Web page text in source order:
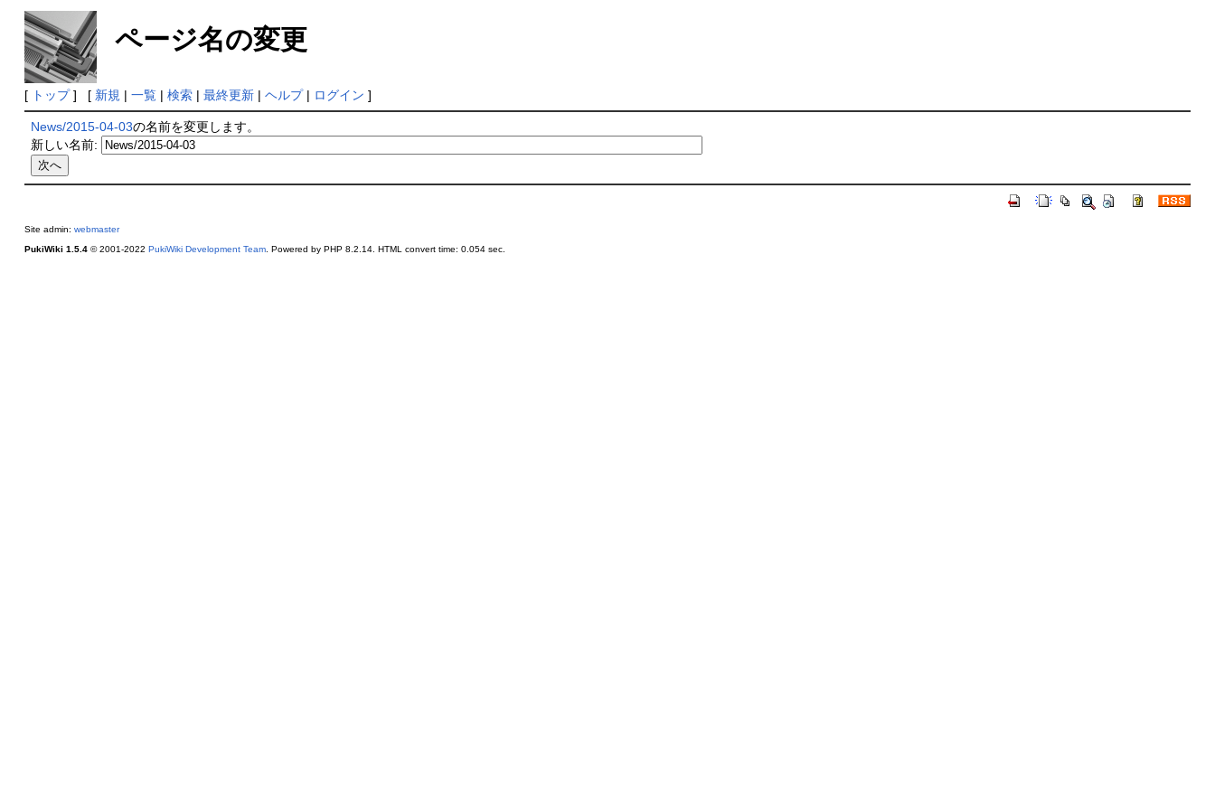
ページ名の変更
[ トップ] [ 新規 | 一覧| 検索| 最終更新| ヘルプ| ログイン ]
News/2015-04-03の名前を変更します。
新しい名前:
Site admin: webmaster
PukiWiki 1.5.4© 2001-2022 PukiWiki Development Team. Powered by PHP 8.2.14. HTML convert time: 0.054 sec.